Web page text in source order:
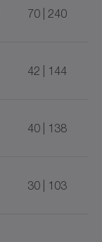
70 | 240
42 | 144
40 | 138
30 | 103